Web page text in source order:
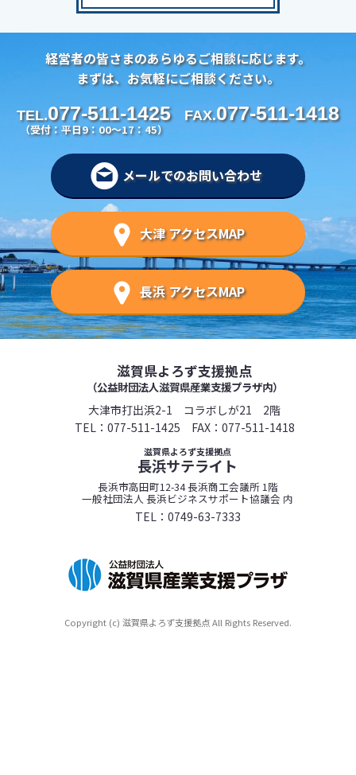
経営者の皆さまのあらゆるご相談に応じます。
まずは、お気軽にご相談ください。
TEL.077-511-1425
（受付：平日9：00～17：45）
FAX.077-511-1418
メールでのお問い合わせ
大津 アクセスMAP
長浜 アクセスMAP
滋賀県よろず支援拠点
（公益財団法人滋賀県産業支援プラザ内）
大津市打出浜2-1 コラボしが21 2階
TEL： 077-511-1425 FAX：077-511-1418
滋賀県よろず支援拠点
長浜サテライト
長浜市高田町12-34 長浜商工会議所 1階
一般社団法人 長浜ビジネスサポート協議会 内
TEL： 0749-63-7333
Copyright (c) 滋賀県よろず支援拠点 All Rights Reserved.